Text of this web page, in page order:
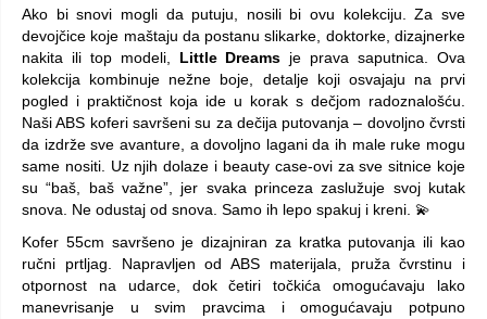
Ako bi snovi mogli da putuju, nosili bi ovu kolekciju. Za sve
devojčice koje maštaju da postanu slikarke, doktorke, dizajnerke
nakita ili top modeli, Little Dreams je prava saputnica. Ova
kolekcija kombinuje nežne boje, detalje koji osvajaju na prvi
pogled i praktičnost koja ide u korak s dečjom radoznalošću.
Naši ABS koferi savršeni su za dečija putovanja – dovoljno čvrsti
da izdrže sve avanture, a dovoljno lagani da ih male ruke mogu
same nositi. Uz njih dolaze i beauty case-ovi za sve sitnice koje
su “baš, baš važne”, jer svaka princeza zaslužuje svoj kutak
snova. Ne odustaj od snova. Samo ih lepo spakuj i kreni. 💫
Kofer 55cm savršeno je dizajniran za kratka putovanja ili kao
ručni prtljag. Napravljen od ABS materijala, pruža čvrstinu i
otpornost na udarce, dok četiri točkića omogućavaju lako
manevrisanje u svim pravcima i omogućavaju potpuno